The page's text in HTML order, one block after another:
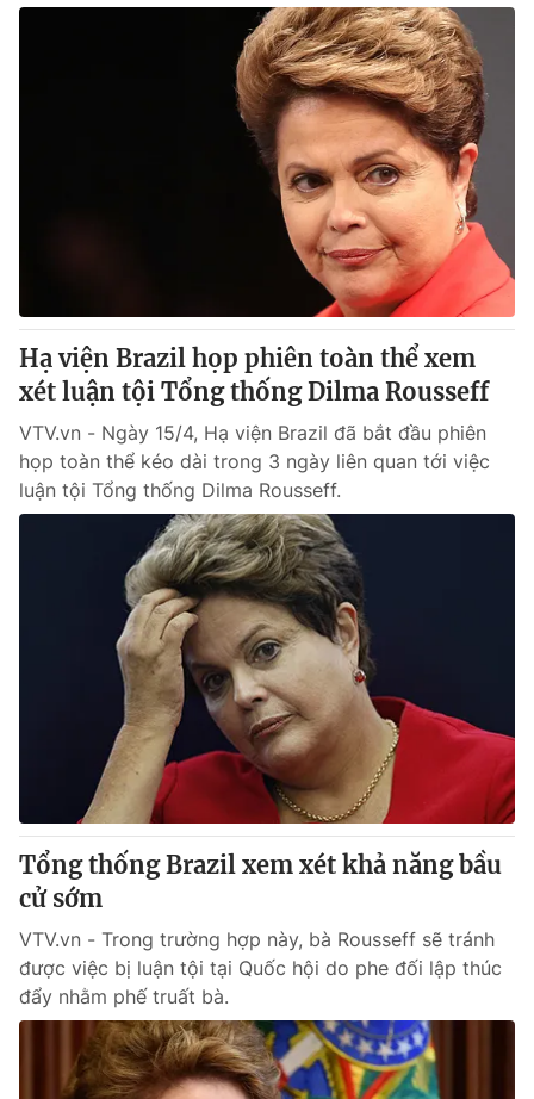
Hạ viện Brazil họp phiên toàn thể xem
xét luận tội Tổng thống Dilma Rousseff
VTV.vn - Ngày 15/4, Hạ viện Brazil đã bắt đầu phiên
họp toàn thể kéo dài trong 3 ngày liên quan tới việc
luận tội Tổng thống Dilma Rousseff.
Tổng thống Brazil xem xét khả năng bầu
cử sớm
VTV.vn - Trong trường hợp này, bà Rousseff sẽ tránh
được việc bị luận tội tại Quốc hội do phe đối lập thúc
đẩy nhằm phế truất bà.